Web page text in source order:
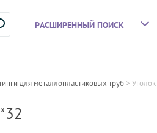
РАСШИРЕННЫЙ ПОИСК
для металлопластиковых труб > Уголок